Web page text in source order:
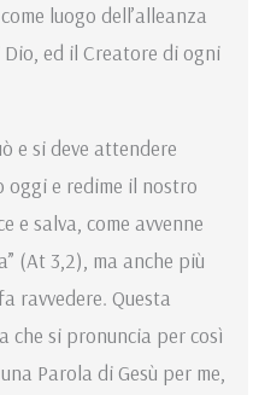
luogo dell’alleanza
ed il Creatore di ogni
e si deve attendere
oggi e redime il nostro
e salva, come avvenne
(At 3,2), ma anche più
ravvedere. Questa
che si pronuncia per così
Parola di Gesù per me,